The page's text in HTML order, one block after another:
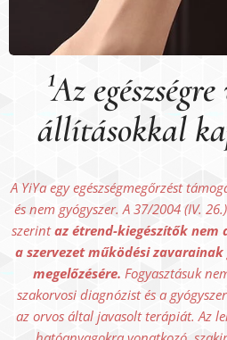
¹Az
állításokkal
A YiYa egy egészségmegőrzést
és nem gyógyszer. A 37/2004 (IV.
szerintaz étrend-kiegészítők nem
a szervezet működési
megelőzésére. Fogyasztásuk
szakorvosi diagnózist és a
az orvos által javasolt terápiát. Az